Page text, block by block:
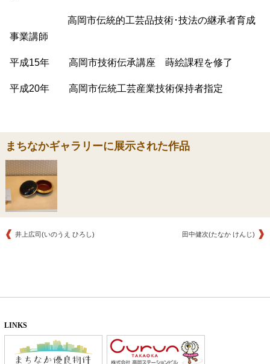
高岡市伝統的工芸品技術･技法の継承者育成
事業講師
平成15年 高岡市技術伝承講座 蒔絵課程を修了
平成20年 高岡市伝統工芸産業技術保持者指定
まちなかギャラリーに展示された作品
井上広司(いのうえ ひろし) 田中健次(たなか けんじ)
LINKS